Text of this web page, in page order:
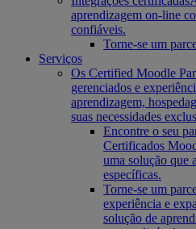
aprendizagem on-line
confiáveis.
Torne-se um
Serviços
Os Certified Moodle
gerenciados e
aprendizagem,
suas necessidades
Encontre o seu
Certificados
uma solução que
específicas.
Torne-se um
experiência e
solução de